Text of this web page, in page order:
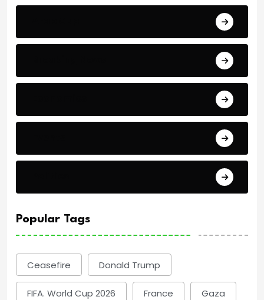
Popular Tags
Ceasefire Donald Trump
FIFA. World Cup 2026 France Gaza